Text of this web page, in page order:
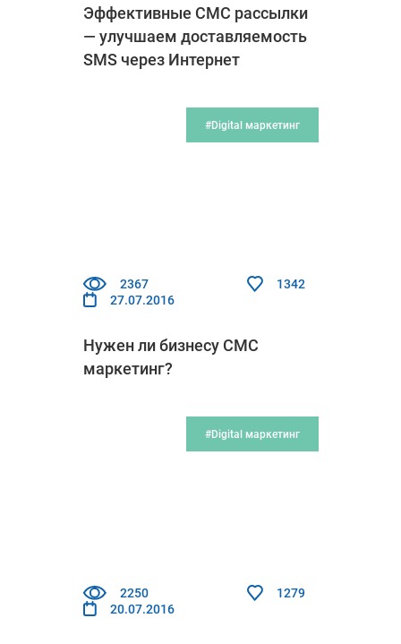
Эффективные СМС рассылки
— улучшаем доставляемость
SMS через Интернет
#Digital маркетинг
2367
1342
27.07.2016
Нужен ли бизнесу СМС
маркетинг?
#Digital маркетинг
2250
1279
20.07.2016